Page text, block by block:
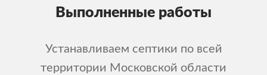
Выполненные работы
Устанавливаем септики по всей
территории Московской области